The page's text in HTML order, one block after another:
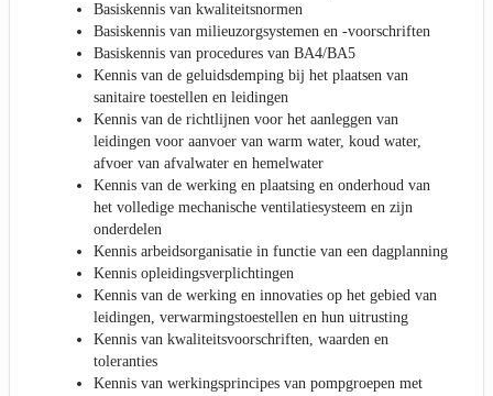
Basiskennis van kwaliteitsnormen
Basiskennis van milieuzorgsystemen en -voorschriften
Basiskennis van procedures van BA4/BA5
Kennis van de geluidsdemping bij het plaatsen van
sanitaire toestellen en leidingen
Kennis van de richtlijnen voor het aanleggen van
leidingen voor aanvoer van warm water, koud water,
afvoer van afvalwater en hemelwater
Kennis van de werking en plaatsing en onderhoud van
het volledige mechanische ventilatiesysteem en zijn
onderdelen
Kennis arbeidsorganisatie in functie van een dagplanning
Kennis opleidingsverplichtingen
Kennis van de werking en innovaties op het gebied van
leidingen, verwarmingstoestellen en hun uitrusting
Kennis van kwaliteitsvoorschriften, waarden en
toleranties
Kennis van werkingsprincipes van pompgroepen met